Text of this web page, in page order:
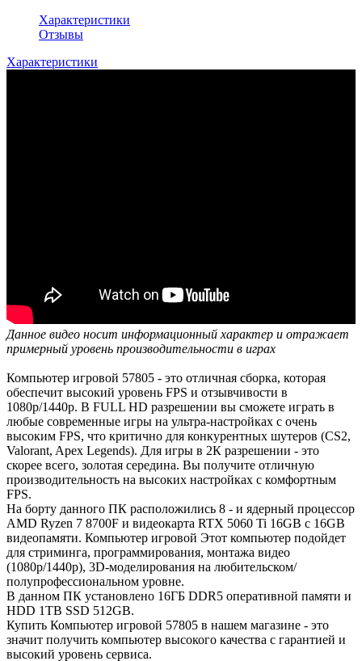
Характеристики
Отзывы
Характеристики
Данное видео носит информационный характер и отражает
примерный уровень производительности в играх
Компьютер игровой 57805 - это отличная сборка, которая
обеспечит высокий уровень FPS и отзывчивости в
1080р/1440р. В FULL HD разрешении вы сможете играть в
любые современные игры на ультра-настройках с очень
высоким FPS, что критично для конкурентных шутеров (CS2,
Valorant, Apex Legends). Для игры в 2К разрешении - это
скорее всего, золотая середина. Вы получите отличную
производительность на высоких настройках с комфортным
FPS.
На борту данного ПК расположились 8 - и ядерный процессор
AMD Ryzen 7 8700F и видеокарта RTX 5060 Ti 16GB с 16GB
видеопамяти. Компьютер игровой Этот компьютер подойдет
для стриминга, программирования, монтажа видео
(1080р/1440р), 3D-моделирования на любительском/
полупрофессиональном уровне.
В данном ПК установлено 16ГБ DDR5 оперативной памяти и
HDD 1TB SSD 512GB.
Купить Компьютер игровой 57805 в нашем магазине - это
значит получить компьютер высокого качества с гарантией и
высокий уровень сервиса.